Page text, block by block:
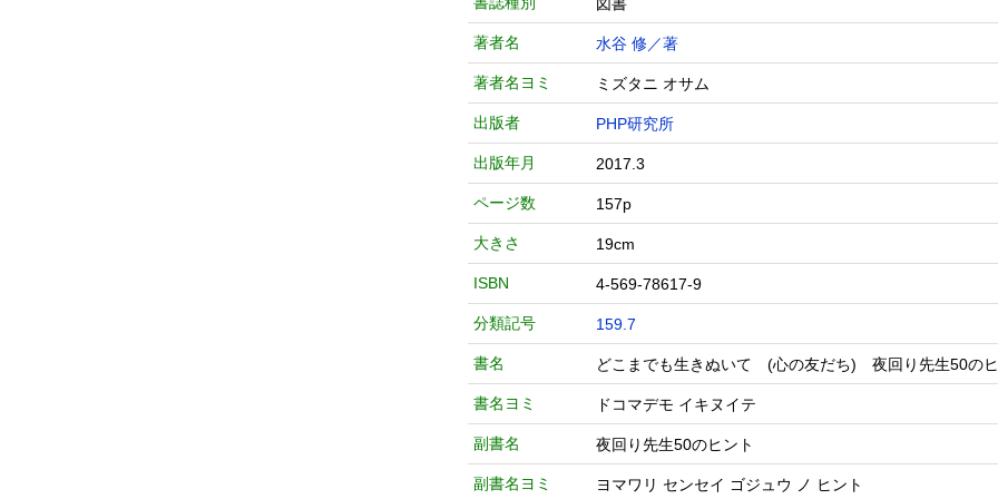
著者名 水谷 修／著
著者名ヨミ ミズタニ オサム
出版者 PHP研究所
出版年月 2017.3
ページ数 157p
大きさ 19cm
ISBN 4-569-78617-9
分類記号 159.7
書名 どこまでも生きぬいて (心の友だち) 夜回り先生50
書名ヨミ ドコマデモ イキヌイテ
副書名 夜回り先生50のヒント
副書名ヨミ ヨマワリ センセイ ゴジュウ ノ ヒント